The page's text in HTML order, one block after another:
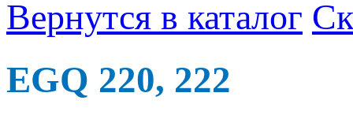
Вернутся в каталог
EGQ 220, 222